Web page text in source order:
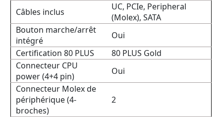
Câbles inclus
UC, PCIe, Peripheral
(Molex), SATA
Bouton marche/arrêt
intégré
Oui
Certification 80 PLUS
80 PLUS Gold
Connecteur CPU
power (4+4 pin)
Oui
Connecteur Molex de
périphérique (4-
broches)
2